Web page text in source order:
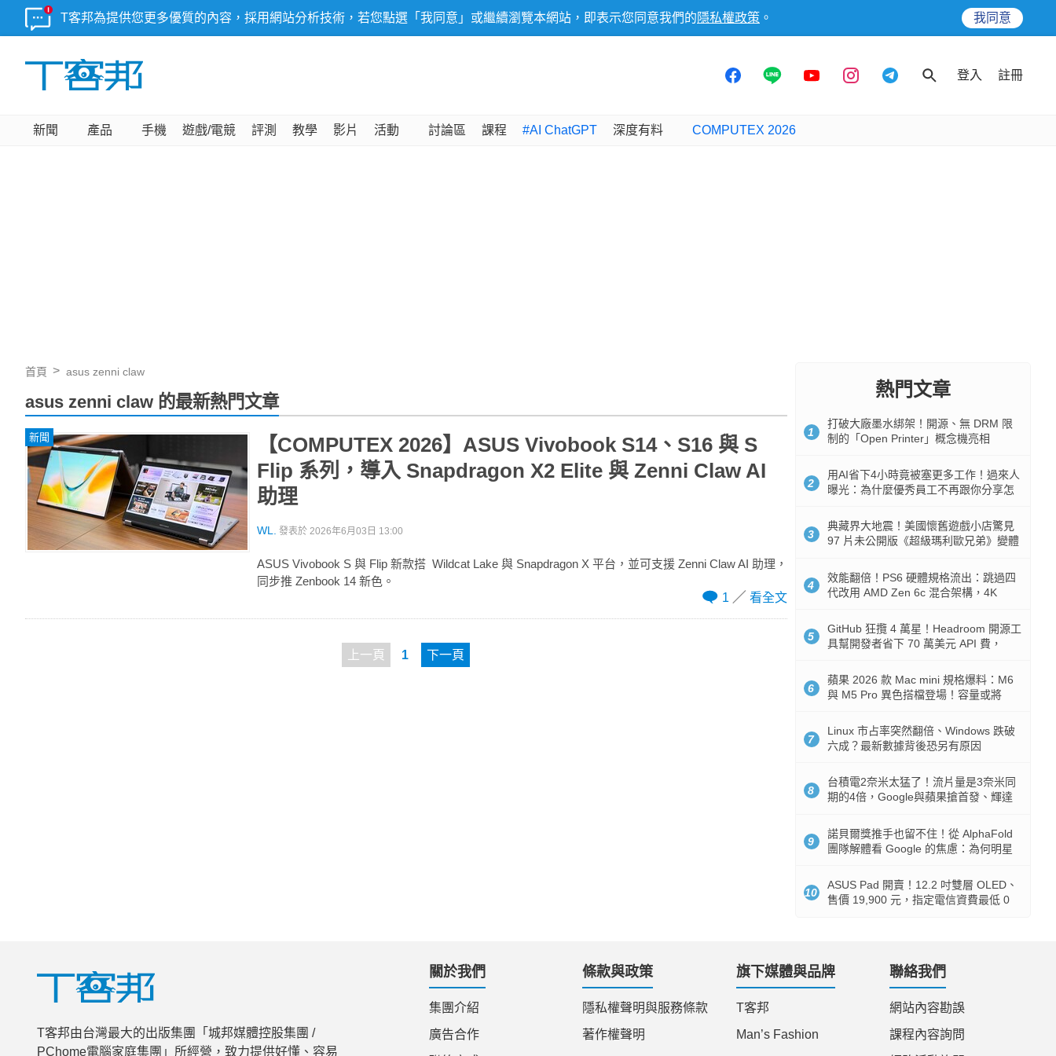
T客邦為提供您更多優質的內容，採用網站分析技術，若您點選「我同意」或繼續瀏覽本網站，即表示您同意我們的 隱私權政策 。 我同意
登入 註冊
新聞 產品 手機 遊戲/電競 評測 教學 影片 活動 討論區 課程 #AI ChatGPT 深度有料 COMPUTEX 2026
首頁 asus zenni claw
asus zenni claw 的最新熱門文章
新聞
【COMPUTEX 2026】ASUS Vivobook S14、S16 與 S
Flip 系列，導入 Snapdragon X2 Elite 與 Zenni Claw AI
助理
WL. 發表於 2026年6月03日 13:00
ASUS Vivobook S 與 Flip 新款搭 Wildcat Lake 與 Snapdragon X 平台，並可支援 Zenni Claw AI 助理，
同步推 Zenbook 14 新色。
1
看全文
上一頁 1 下一頁
熱門文章
1
打破大廠墨水綁架！開源、無 DRM 限
制的「Open Printer」概念機亮相
2
用AI省下4小時竟被塞更多工作！過來人
曝光：為什麼優秀員工不再跟你分享怎
3
典藏界大地震！美國懷舊遊戲小店驚見
97 片未公開版《超級瑪利歐兄弟》變體
4
效能翻倍！PS6 硬體規格流出：跳過四
代改用 AMD Zen 6c 混合架構，4K
5
GitHub 狂攬 4 萬星！Headroom 開源工
具幫開發者省下 70 萬美元 API 費，
6
蘋果 2026 款 Mac mini 規格爆料：M6
與 M5 Pro 異色搭檔登場！容量或將
7
Linux 市占率突然翻倍、Windows 跌破
六成？最新數據背後恐另有原因
8
台積電2奈米太猛了！流片量是3奈米同
期的4倍，Google與蘋果搶首發、輝達
9
諾貝爾獎推手也留不住！從 AlphaFold
團隊解體看 Google 的焦慮：為何明星
10
ASUS Pad 開賣！12.2 吋雙層 OLED、
售價 19,900 元，指定電信資費最低 0
T客邦由台灣最大的出版集團「城邦媒體控股集團 /
PChome電腦家庭集團」所經營，致力提供好懂、容易
關於我們
集團介紹
廣告合作
條款與政策
隱私權聲明與服務條款
著作權聲明
旗下媒體與品牌
T客邦
Man’s Fashion
聯絡我們
網站內容勘誤
課程內容詢問